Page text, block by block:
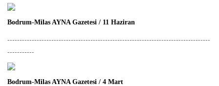
Bodrum-Milas AYNA Gazetesi / 11 Haziran
-----------------------------------------------------------------------------------
-----------
Bodrum-Milas AYNA Gazetesi / 4 Mart